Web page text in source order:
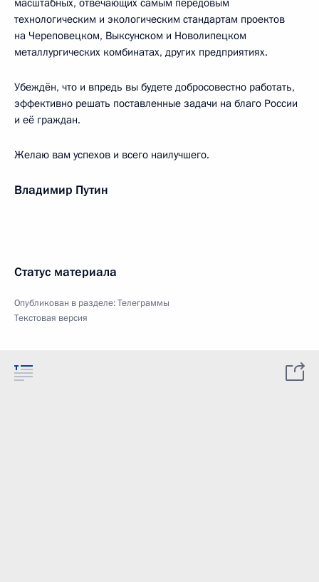
масштабных, отвечающих самым передовым
технологическим и экологическим стандартам проектов
на Череповецком, Выксунском и Новолипецком
металлургических комбинатах, других предприятиях.
Убеждён, что и впредь вы будете добросовестно работать,
эффективно решать поставленные задачи на благо России
и её граждан.
Желаю вам успехов и всего наилучшего.
Владимир Путин
Статус материала
Опубликован в разделе:Телеграммы
Текстовая версия